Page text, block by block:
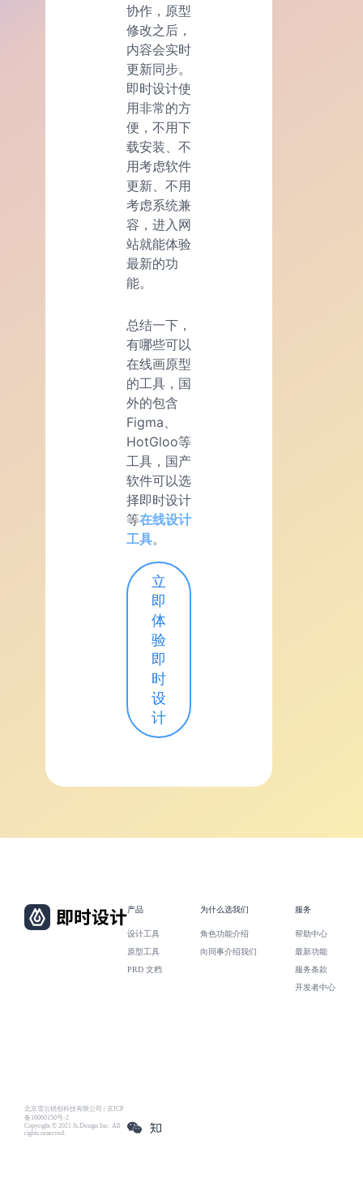
协作，原型
修改之后，
内容会实时
更新同步。
即时设计使
用非常的方
便，不用下
载安装、不
用考虑软件
更新、不用
考虑系统兼
容，进入网
站就能体验
最新的功
能。
总结一下，
有哪些可以
在线画原型
的工具，国
外的包含
Figma、
HotGloo等
工具，国产
软件可以选
择即时设计
等在线设计
工具。
立
即
体
验
即
时
设
计
北京雪云锐创科技有限公司 | 京ICP
备16060150号-2
Copyright © 2021 Js.Design Inc. All
rights reserved.
产品
设计工具
原型工具
PRD 文档
为什么选我们
角色功能介绍
向同事介绍我们
服务
帮助中心
最新功能
服务条款
开发者中心